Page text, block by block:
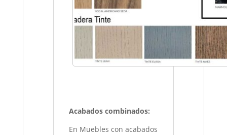
Acabados combinados:
En Muebles con acabados